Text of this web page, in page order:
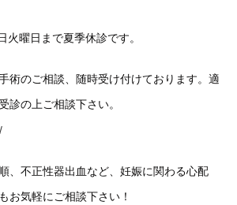
火曜日まで夏季休診です。
術のご相談、随時受け付けております。適
診の上ご相談下さい。
、不正性器出血など、妊娠に関わる心配
お気軽にご相談下さい！